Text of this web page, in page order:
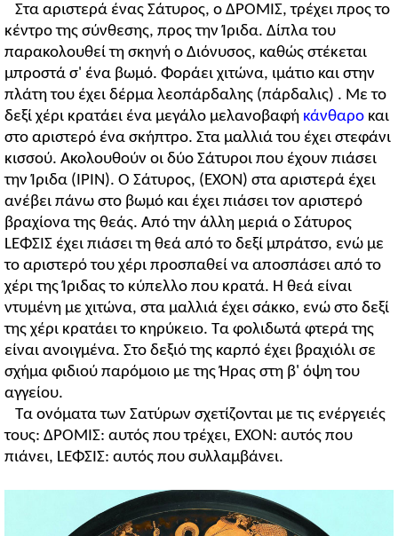
Στα αριστερά ένας Σάτυρος, ο ΔΡΟMΙΣ, τρέχει προς το
κέντρο της σύνθεσης, προς την Ίριδα. Δίπλα του
παρακολουθεί τη σκηνή ο Διόνυσος, καθώς στέκεται
μπροστά σ' ένα βωμό. Φοράει χιτώνα, ιμάτιο και στην
πλάτη του έχει δέρμα λεοπάρδαλης (πάρδαλις) . Με το
δεξί χέρι κρατάει ένα μεγάλο μελανοβαφή κάνθαρο και
στο αριστερό ένα σκήπτρο. Στα μαλλιά του έχει στεφάνι
κισσού. Ακολουθούν οι δύο Σάτυροι που έχουν πιάσει
την Ίριδα (IPIN). Ο Σάτυρος, (ΕΧΟΝ) στα αριστερά έχει
ανέβει πάνω στο βωμό και έχει πιάσει τον αριστερό
βραχίονα της θεάς. Από την άλλη μεριά ο Σάτυρος
LΕΦΣΙΣ έχει πιάσει τη θεά από το δεξί μπράτσο, ενώ με
το αριστερό του χέρι προσπαθεί να αποσπάσει από το
χέρι της Ίριδας το κύπελλο που κρατά. Η θεά είναι
ντυμένη με χιτώνα, στα μαλλιά έχει σάκκο, ενώ στο δεξί
της χέρι κρατάει το κηρύκειο. Τα φολιδωτά φτερά της
είναι ανοιγμένα. Στο δεξιό της καρπό έχει βραχιόλι σε
σχήμα φιδιού παρόμοιο με της Ήρας στη β' όψη του
αγγείου.
Τα ονόματα των Σατύρων σχετίζονται με τις ενέργειές
τους: ΔΡΟMΙΣ: αυτός που τρέχει, ΕΧΟΝ: αυτός που
πιάνει, LΕΦΣΙΣ: αυτός που συλλαμβάνει.